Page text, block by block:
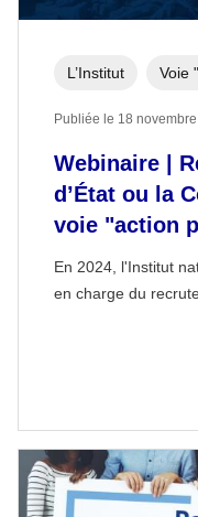
Webinaire |
d’État ou la
voie "action
En 2024, l'Institut
en charge du
L’Institut Voie
Publiée le 18